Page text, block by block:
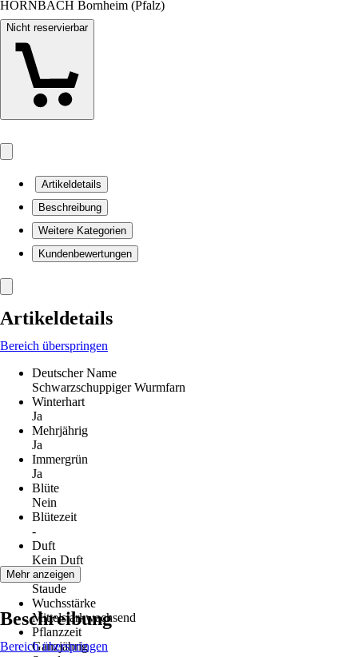
HORNBACH Bornheim (Pfalz)
Nicht reservierbar
Artikeldetails
Beschreibung
Weitere Kategorien
Kundenbewertungen
Artikeldetails
Bereich überspringen
Deutscher Name
Schwarzschuppiger Wurmfarn
Winterhart
Ja
Mehrjährig
Ja
Immergrün
Ja
Blüte
Nein
Blütezeit
-
Duft
Kein Duft
Wuchs
Staude
Wuchsstärke
Mittelstarkwachsend
Pflanzzeit
Ganzjährig
Mehr anzeigen
Beschreibung
Bereich überspringen